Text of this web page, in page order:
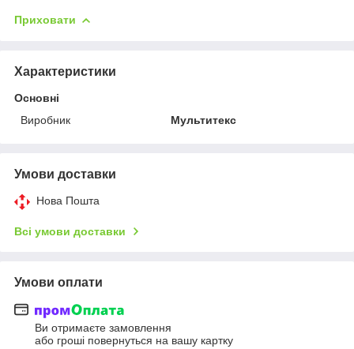
Приховати
Характеристики
Основні
Виробник
Мультитекс
Умови доставки
Нова Пошта
Всі умови доставки
Умови оплати
Ви отримаєте замовлення
або гроші повернуться на вашу картку